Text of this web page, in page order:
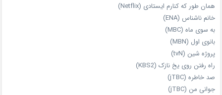
همان‌ طور که کنارم ایستادی (Netflix)
خانم ناشناس (ENA)
به سوی ماه (MBC)
بانوی اول (MBN)
پروژه شین (tvN)
راه رفتن روی یخ نازک (KBS2)
صد خاطره (jTBC)
جوانی من (jTBC)